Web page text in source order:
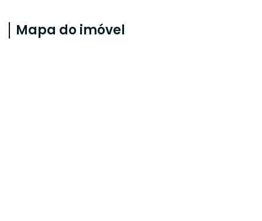
Mapa do imóvel